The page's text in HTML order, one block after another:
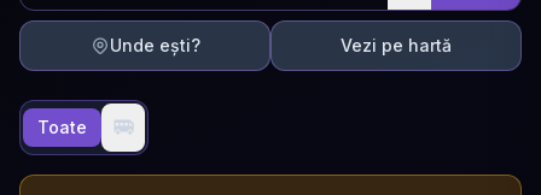
Unde ești? Vezi pe hartă
Toate 🚐